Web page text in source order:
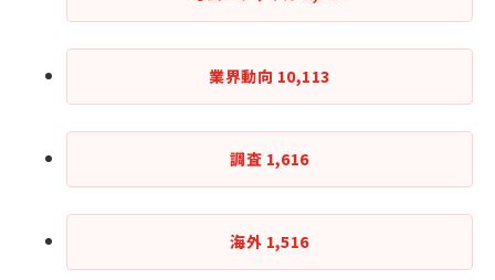
業界動向 10,113
調査 1,616
海外 1,516